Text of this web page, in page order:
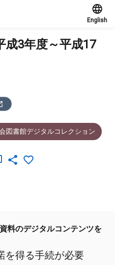
English
成3年度～平成17
図書館デジタルコレクション
料のデジタルコンテンツを
を得る手続が必要